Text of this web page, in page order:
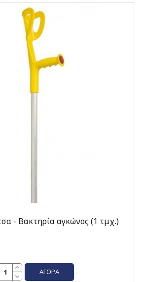
- Βακτηρία αγκώνος (1 τμχ.)
ΑΓΟΡΆ